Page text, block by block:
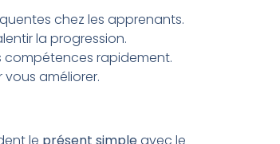
chez les apprenants.
la progression.
compétences rapidement.
améliorer.